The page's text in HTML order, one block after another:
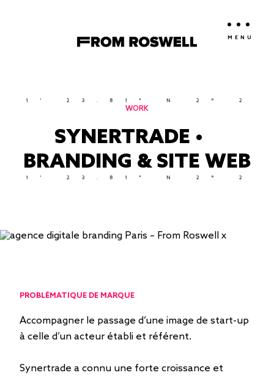
MENU
N 2° 21'
WORK
SYNERTRADE •
BRANDING & SITE WEB
N 2° 21'
PROBLÉMATIQUE DE MARQUE
Accompagner le passage d’une image de start-up
à celle d’un acteur établi et référent.
Synertrade a connu une forte croissance et